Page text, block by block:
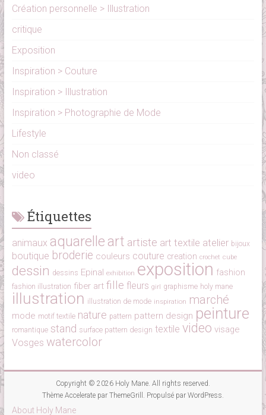
Création personnelle > Illustration
critique
Exposition
Inspiration > Couture
Inspiration > Illustration
Inspiration > Photographie de Mode
Lifestyle
Non classé
video
Étiquettes
animaux aquarelle art artiste art textile atelier bijoux
boutique broderie couleurs couture creation crochet cube
dessin dessins Epinal exhibition exposition fashion
fashion illustration fiber art fille fleurs girl graphisme holy mane
illustration illustration de mode inspiration marché
mode motif textile nature pattern pattern design peinture
romantique stand surface pattern design textile video visage
Vosges watercolor
Copyright © 2026 Holy Mane. All rights reserved.
Thème Acceleratepar ThemeGrill. Propulsé par WordPress
About Holy Mane